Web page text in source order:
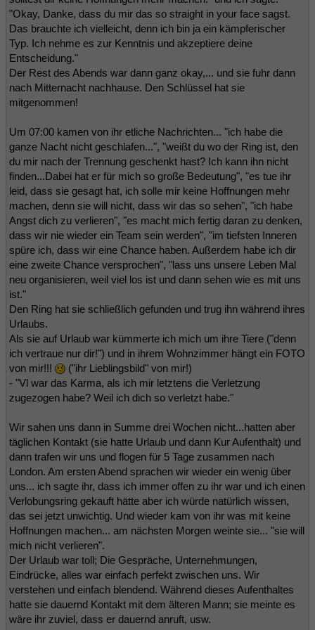
"Okay, Danke, dass du mir das so straight in your face sagst.
Das brauchte ich vielleicht, denn ich bin ja ein kämpferischer
Typ. Ich nehme es zur Kenntnis und akzeptiere deine
Entscheidung."
Der Rest des Abends war dann ganz okay,... und sie fuhr dann
nach Mitternacht nachhause. Den Schlüssel hat sie
mitgenommen!
Um 07:00 kamen von ihr etliche Nachrichten... "ich habe die
ganze Nacht nicht geschlafen...", "weißt du wo der Ring ist, den
du mir nach der Trennung geschenkt hast? Ich kann ihn nicht
finden...Dabei hat er für mich so große Bedeutung", "es tue ihr
leid, dass sie gesagt hat, ich solle mir keine Hoffnungen mehr
machen, denn sie will nicht, dass wir das so sehen", "ich habe
Angst dich zu verlieren", "es macht mich fertig daran zu denken,
dass wir nie wieder ein Team sein werden", "im tiefsten Inneren
spüre ich, dass wir eine Chance haben. Außerdem habe ich dir
eine zweite Chance versprochen", "lass uns unsere Leben Mal
neu organisieren, weil viel los ist und dann sehen wie es mit uns
ist."
Den Ring hat sie schließlich gefunden und trug ihn während ihres
Urlaubs.
Als sie auf Urlaub war kümmerte ich mich um ihre Tiere ("denn
ich vertraue nur dir!") und in ihrem Wohnzimmer hängt ein FOTO
von mir!!!
("ihr Lieblingsbild" von mir!)
- "Vl war das Karma, als ich mir letztens die Verletzung
zugezogen habe? Weil ich dich so verletzt habe."
Wir sahen uns dann in Summe drei Wochen nicht...hatten aber
täglichen Kontakt (sie hatte Urlaub und dann Kur Aufenthalt) und
dann trafen wir uns und flogen für 5 Tage zusammen nach
London. Am ersten Abend sprachen wir wieder ein wenig über
uns... ich sagte ihr, dass ich immer offen zu ihr war und ich einen
Verlobungsring gekauft hätte aber ich würde natürlich wissen,
das sei jetzt unwichtig. Und wieder kam von ihr was mit keine
Hoffnungen machen... am nächsten Morgen weinte sie... "sie will
mich nicht verlieren".
Der Urlaub war toll; Die Gespräche, Unternehmungen,
Eindrücke, alles war einfach perfekt zwischen uns. Wir
verstehen und einfach blendend. Während dieses Aufenthaltes
hatte sie dauernd Kontakt mit dem älteren Mann; sie meinte es
wäre ihr zuviel, dass er dauernd anruft, usw.